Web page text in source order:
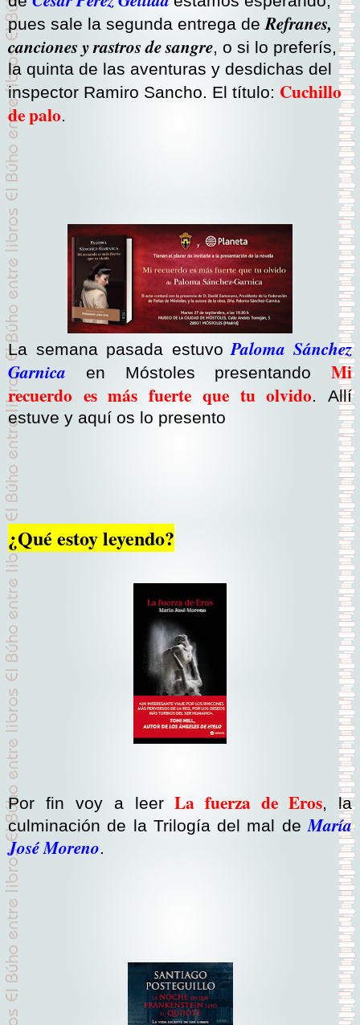
pues sale la segunda entrega deRefranes,
canciones y rastros de sangre, o si lo preferís,
la quinta de las aventuras y desdichas del
inspector Ramiro Sancho. El título: Cuchillo
de palo.
La semana pasada estuvo Paloma Sánchez
Garnica en Móstoles presentando Mi
recuerdo es más fuerte que tu olvido. Allí
estuve y aquí os lo presento
¿Qué estoy leyendo?
Por fin voy a leerLa fuerza de Eros, la
culminación de la Trilogía del mal deMaría
José Moreno.